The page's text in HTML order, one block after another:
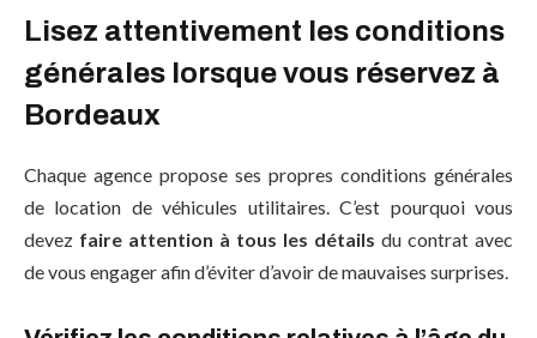
Lisez attentivement les conditions
générales lorsque vous réservez à
Bordeaux
Chaque agence propose ses propres conditions générales
de location de véhicules utilitaires. C’est pourquoi vous
devez faire attention à tous les détails du contrat avec
de vous engager afin d’éviter d’avoir de mauvaises surprises.